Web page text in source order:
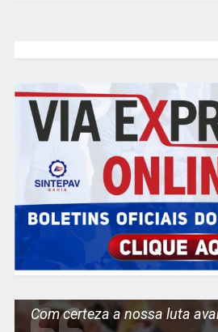
Com certeza a nossa luta